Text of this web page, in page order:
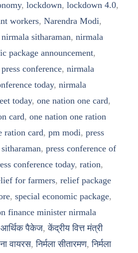
, lockdown, lockdown 4.0,
workers, Narendra Modi,
nirmala sitharaman, nirmala
package announcement,
conference, nirmala
today, nirmala
today, one nation one card,
card, one nation one ration
ration card, pm modi, press
, press conference of
conference today, ration,
for farmers, relief package
, special economic package,
finance minister nirmala
आर्थिक पैकेज,केंद्रीय वित्त मंत्री
वायरस,निर्मला सीतारमण,निर्मला